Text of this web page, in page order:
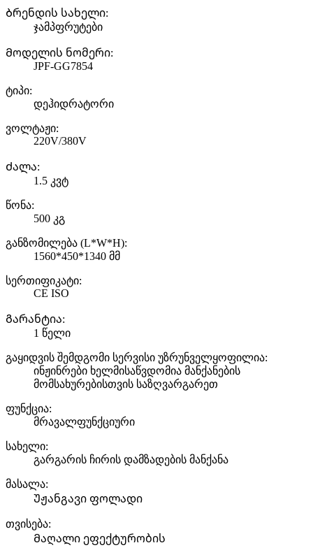
Ბრენდის სახელი:
ჯამპფრუტები
Მოდელის ნომერი:
JPF-GG7854
ტიპი:
დეჰიდრატორი
ვოლტაჟი:
220V/380V
Ძალა:
1.5 კვტ
წონა:
500 კგ
განზომილება (L*W*H):
1560*450*1340 მმ
სერთიფიკატი:
CE ISO
Გარანტია:
1 წელი
გაყიდვის შემდგომი სერვისი უზრუნველყოფილია:
ინჟინრები ხელმისაწვდომია მანქანების
მომსახურებისთვის საზღვარგარეთ
ფუნქცია:
მრავალფუნქციური
სახელი:
გარგარის ჩირის დამზადების მანქანა
მასალა:
Უჟანგავი ფოლადი
თვისება:
Მაღალი ეფექტურობის